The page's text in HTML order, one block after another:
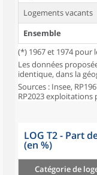
Logements vacants
Ensemble
(*) 1967 et 1974 pour
Les données
identique, dans la
Sources : Insee,
RP2023 exploitations
LOG T2 - Part
(en %)
Catégorie de